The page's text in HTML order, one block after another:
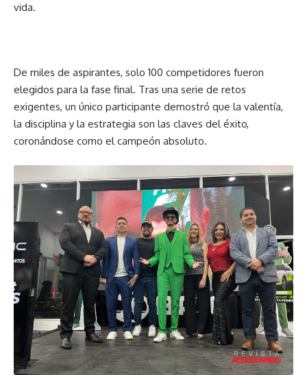
vida.
De miles de aspirantes, solo 100 competidores fueron
elegidos para la fase final. Tras una serie de retos
exigentes, un único participante demostró que la valentía,
la disciplina y la estrategia son las claves del éxito,
coronándose como el campeón absoluto.